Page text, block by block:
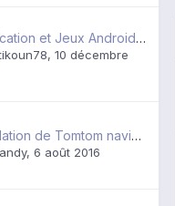
Application et Jeux Android sur le Blackberry Z10 !
, 10 décembre
Installation de Tomtom navigation sur blackberry classic
, 6 août 2016